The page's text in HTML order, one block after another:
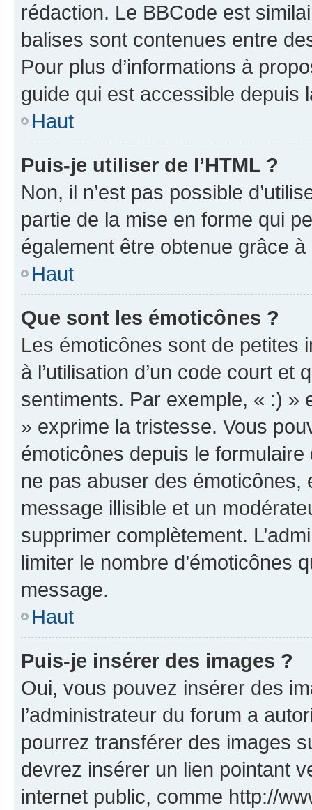
rédaction. Le BBCode est
balises sont contenues entre
Pour plus d’informations à
guide qui est accessible depuis
Haut
Puis-je utiliser de l’HTML ?
Non, il n’est pas possible
partie de la mise en forme qui
également être obtenue grâce à
Haut
Que sont les émoticônes ?
Les émoticônes sont de petites
à l’utilisation d’un code court et
sentiments. Par exemple, « :) »
» exprime la tristesse. Vous
émoticônes depuis le
ne pas abuser des
message illisible et un
supprimer complètement.
limiter le nombre d’émoticônes
message.
Haut
Puis-je insérer des images ?
Oui, vous pouvez insérer des
l’administrateur du forum a
pourrez transférer des images
devrez insérer un lien pointant
internet public, comme http://